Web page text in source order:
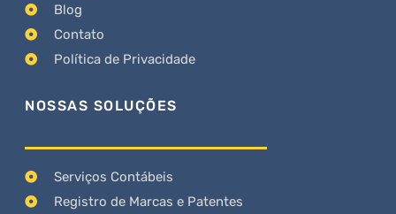
Blog
Contato
Política de Privacidade
NOSSAS SOLUÇÕES
Serviços Contábeis
Registro de Marcas e Patentes